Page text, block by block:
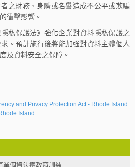
之財務、身體或名譽造成不公平或欺騙
衝擊影響。
隱私保護法》強化企業對資料隱私保護之
。預計施行後將能加強對資料主體個人
及資料安全之保障。
and Privacy Protection Act - Rhode Island
Island
業個資法遵教育訓練